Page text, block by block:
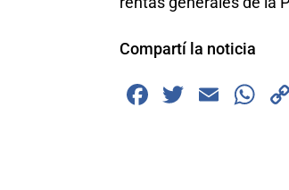
Compartí la noticia
F
T
E
W